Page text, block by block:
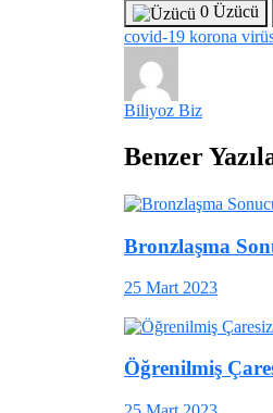
0 Üzücü
covid-19 korona
Biliyoz Biz
Benzer
Bronzlaşma
25 Mart 2023
Öğrenilmiş